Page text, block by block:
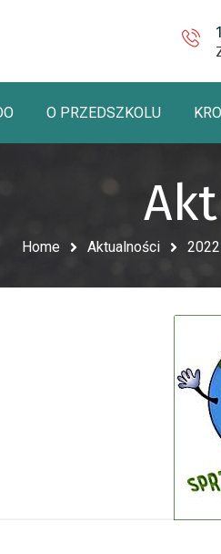
O PRZEDSZKOLU
Home Aktualności 2022